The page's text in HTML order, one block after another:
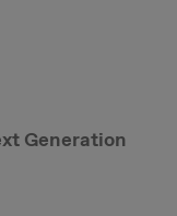
Generation